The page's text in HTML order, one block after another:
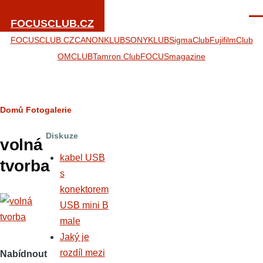
FOCUSCLUB.CZ
FOCUSCLUB.CZCANONKLUBSONYKLUBSigmaClubFujifilmClub
OMCLUBTamron ClubFOCUSmagazine
Drobečková
navigace
Domů Fotogalerie
volná
tvorba
Nabídnout
Diskuze
kabel USB
s
konektorem
USB mini B
male
Jaký je
rozdíl mezi